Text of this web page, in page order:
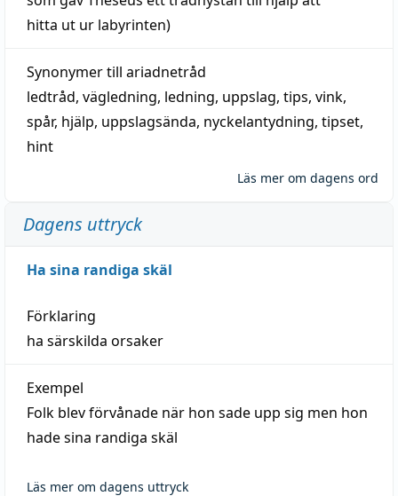
hitta ut ur labyrinten)
Synonymer till ariadnetråd
ledtråd, vägledning, ledning, uppslag, tips, vink,
spår, hjälp, uppslagsända, nyckelantydning, tipset,
hint
Läs mer om dagens ord
Dagens uttryck
Ha sina randiga skäl
Förklaring
ha särskilda orsaker
Exempel
Folk blev förvånade när hon sade upp sig men hon
hade sina randiga skäl
Läs mer om dagens uttryck